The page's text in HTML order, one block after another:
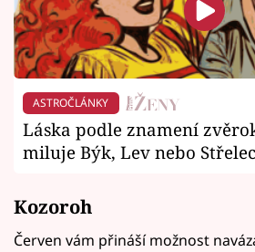
ASTROČLÁNKY
Láska podle znamení
miluje Býk, Lev nebo
Kozoroh
Červen vám přináší možnost